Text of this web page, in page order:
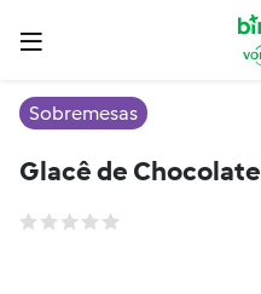
Sobremesas
Glacê de Chocolate